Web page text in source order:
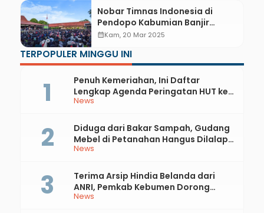
Nobar Timnas Indonesia di
Pendopo Kabumian Banjir
Dukungan, Bupati Lilis Janjikan
calendar_monthKam, 20 Mar 2025
TERPOPULER MINGGU INI
News
Penuh Kemeriahan, Ini Daftar
Lengkap Agenda Peringatan HUT ke-
81 RI dan Hari Jadi ke-397 Kabupaten
News
Diduga dari Bakar Sampah, Gudang
Mebel di Petanahan Hangus Dilalap
Api
News
Terima Arsip Hindia Belanda dari
ANRI, Pemkab Kebumen Dorong
Integrasi Sejarah, Geopark, dan